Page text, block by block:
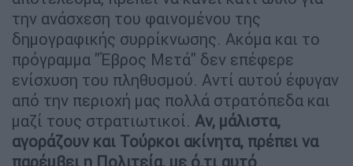
την ανάσχεση του φαινομένου της
δημογραφικής συρρίκνωσης. Ακόμα και το
πρόγραμμα ''Έβρος Μετά'' δεν επέφερε
ενίσχυση του πληθυσμού. Αντί αυτού έφυγαν
από την περιοχή μας πολλά στρατόπεδα και
μαζί τους στρατιωτικοί. Αν, μάλιστα,
αγοράζουν και Τούρκοι ακίνητα, πρέπει να
παρέμβει η Πολιτεία, με ό,τι αυτό